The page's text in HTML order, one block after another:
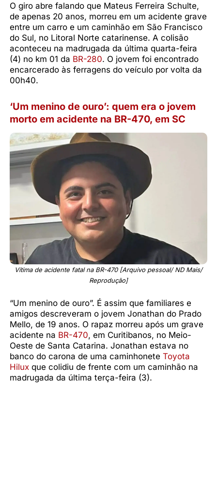
O giro abre falando que Mateus Ferreira Schulte,
de apenas 20 anos, morreu em um acidente grave
entre um carro e um caminhão em São Francisco
do Sul, no Litoral Norte catarinense. A colisão
aconteceu na madrugada da última quarta-feira
(4) no km 01 da BR-280. O jovem foi encontrado
encarcerado às ferragens do veículo por volta da
00h40.
‘Um menino de ouro’: quem era o jovem
morto em acidente na BR-470, em SC
Vítima de acidente fatal na BR-470 [Arquivo pessoal/ ND Mais/
Reprodução]
“Um menino de ouro”. É assim que familiares e
amigos descreveram o jovem Jonathan do Prado
Mello, de 19 anos. O rapaz morreu após um grave
acidente na BR-470, em Curitibanos, no Meio-
Oeste de Santa Catarina. Jonathan estava no
banco do carona de uma caminhonete Toyota
Hilux que colidiu de frente com um caminhão na
madrugada da última terça-feira (3).